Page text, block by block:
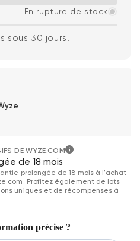
En rupture de stock
sous 30 jours.
DE WYZE.COM
de 18 mois
prolongée de 18 mois à l'achat
Profitez également de lots
uniques et de récompenses à